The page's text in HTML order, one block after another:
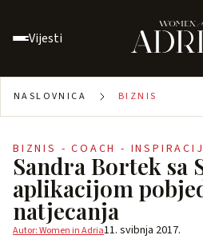
Vijesti
NASLOVNICA BIZNIS
BIZNIS - COACH -
Sandra Bortek sa
aplikacijom
natjecanja
Autor: Women in Adria11. svibnja 2017.